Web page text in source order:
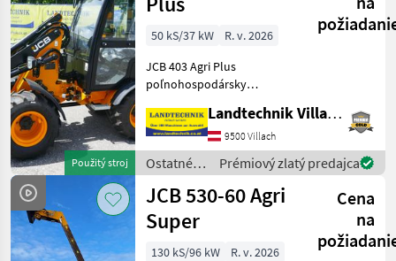
JCB
Použitý stroj
50 kS/37 kW
R. v. 2026
JCB 403 Agri Plus
poľnohospodársky
rám s uchytením Euro, 3.
riadiaci okruh, bez tlakový
spätný tok vpredu,
jednopákový joystick, 2-
stupňový
Landtechnik Villach GmbH
9500 Villach
Ostatné
poľnohospodárske
silové
stroje /
JCB
Prémiový zlatý predajca
JCB 530-60 Agri
Super
Cena
na
130 kS/96 kW
R. v. 2026